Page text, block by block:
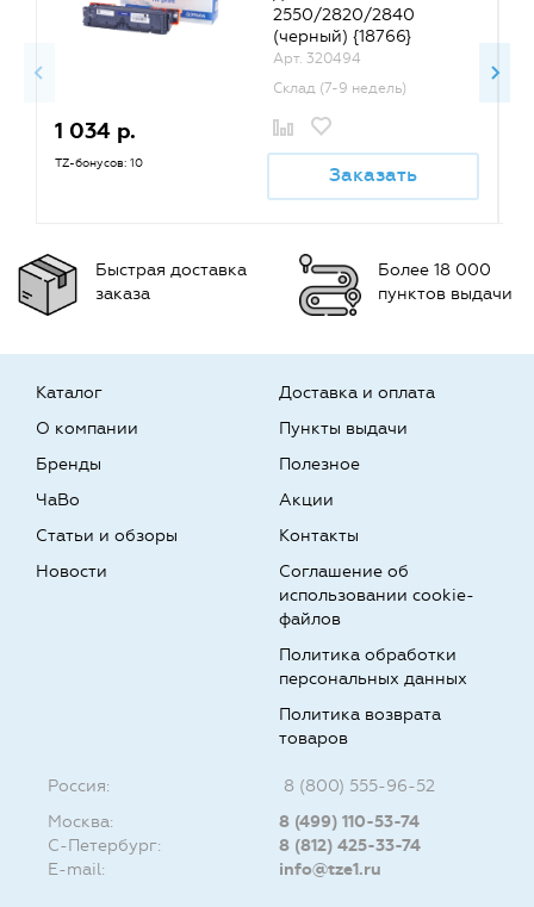
2550/2820/2840
(черный) {18766}
Арт. 320494
Склад (7-9 недель)
1 034 р.
TZ-бонусов: 10 Заказать
Быстрая доставка
заказа
Более 18 000
пунктов выдачи
Каталог
О компании
Бренды
Доставка и оплата
Пункты выдачи
Полезное
ЧаВо
Статьи и обзоры
Новости
Акции
Контакты
Соглашение об
использовании cookie-
файлов
Политика обработки
персональных данных
Политика возврата
товаров
Россия:
8 (800) 555-96-52
Москва:
8 (499) 110-53-74
С-Петербург:
8 (812) 425-33-74
E-mail:
info@tze1.ru